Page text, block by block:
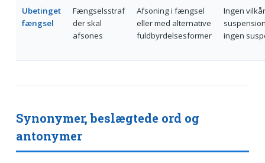
Ubetinget
fængsel
Fængselsstraf
der skal
afsones
Afsoning i fængsel
eller med alternative
fuldbyrdelsesformer
Ingen
ingen
Synonymer, beslægtede ord og
antonymer